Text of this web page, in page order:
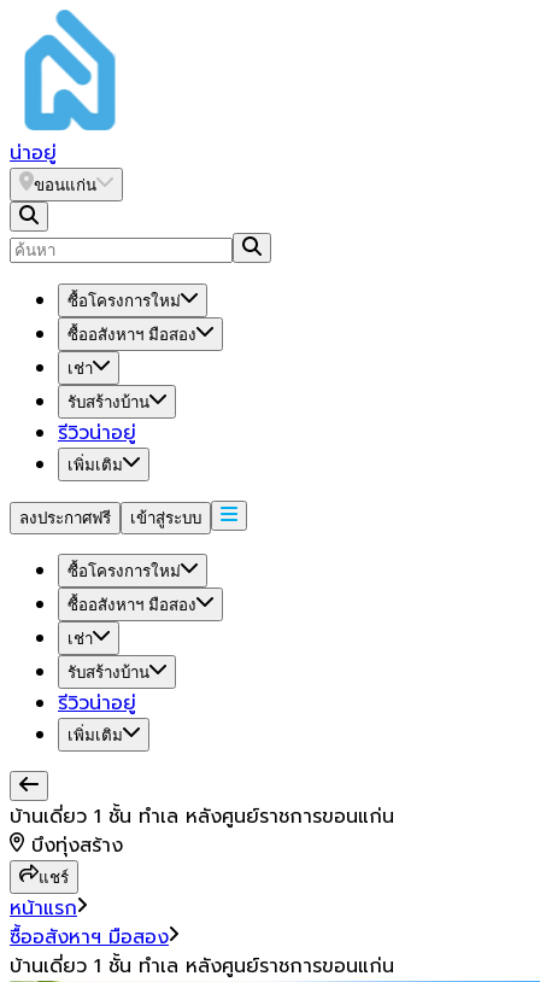
น่าอยู่
ขอนแก่น
ซื้อโครงการใหม่
ซื้ออสังหาฯ มือสอง
เช่า
รับสร้างบ้าน
รีวิวน่าอยู่
เพิ่มเติม
ลงประกาศฟรี เข้าสู่ระบบ
ซื้อโครงการใหม่
ซื้ออสังหาฯ มือสอง
เช่า
รับสร้างบ้าน
รีวิวน่าอยู่
เพิ่มเติม
บ้านเดี่ยว 1 ชั้น ทำเล หลังศูนย์ราชการขอนแก่น
บึงทุ่งสร้าง
แชร์
หน้าแรก
ซื้ออสังหาฯ มือสอง
บ้านเดี่ยว 1 ชั้น ทำเล หลังศูนย์ราชการขอนแก่น